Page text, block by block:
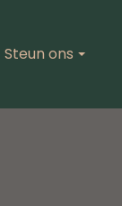
Steun ons